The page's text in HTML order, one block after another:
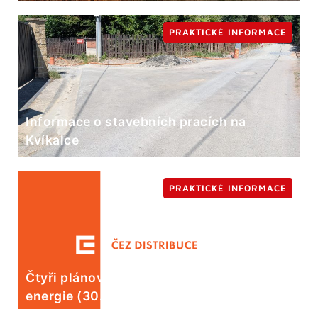
Informace o stavebních pracích na
Kvíkalce
PRAKTICKÉ INFORMACE
Čtyři plánované odstávky elektrické
energie (30. 7.)
PRAKTICKÉ INFORMACE